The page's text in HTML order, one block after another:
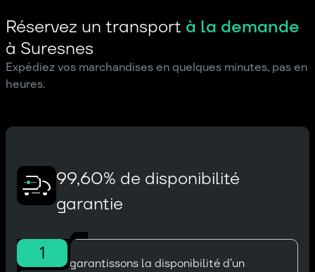
99,60% de disponibilité
garantie
1Nous garantissons la disponibilité d’un
Réservez un transport à la demande
à Suresnes
Expédiez vos marchandises en quelques minutes, pas en
heures.